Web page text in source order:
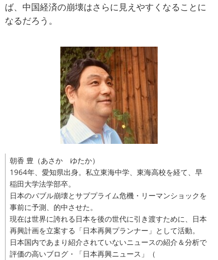
ば、中国経済の崩壊はさらに見えやすくなることに
なるだろう。
朝香 豊（あさか ゆたか）
1964年、愛知県出身。私立東海中学、東海高校を経て、早
稲田大学法学部卒。
日本のバブル崩壊とサブプライム危機・リーマンショックを
事前に予測、的中させた。
現在は世界に誇れる日本を後の世代に引き渡すために、日本
再興計画を立案する「日本再興プランナー」として活動。
日本国内であまり紹介されていないニュースの紹介＆分析で
評価の高いブログ・「日本再興ニュース」（